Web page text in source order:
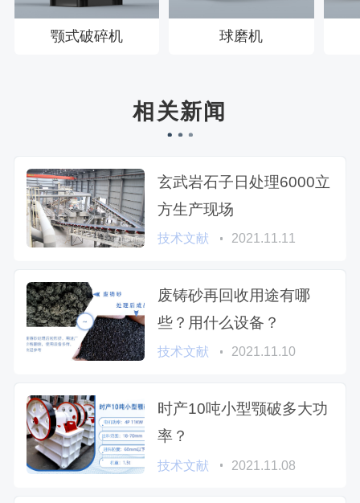
颚式破碎机 球磨机
相关新闻
玄武岩石子日处理6000立
方生产现场
技术文献 2021.11.11
废铸砂再回收用途有哪
些？用什么设备？
技术文献 2021.11.10
时产10吨小型颚破多大功
率？
技术文献 2021.11.08